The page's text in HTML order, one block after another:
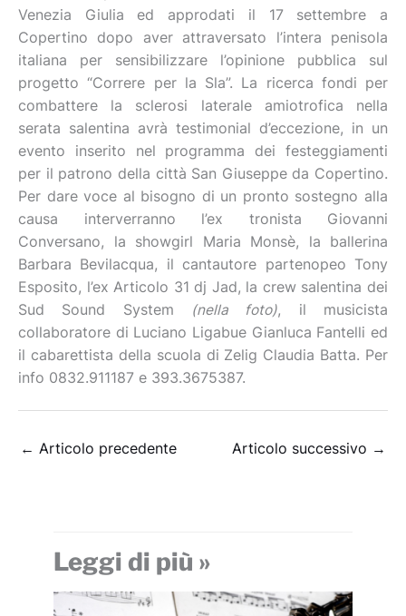
Venezia Giulia ed approdati il 17 settembre a
Copertino dopo aver attraversato l’intera penisola
italiana per sensibilizzare l’opinione pubblica sul
progetto “Correre per la Sla”. La ricerca fondi per
combattere la sclerosi laterale amiotrofica nella
serata salentina avrà testimonial d’eccezione, in un
evento inserito nel programma dei festeggiamenti
per il patrono della città San Giuseppe da Copertino.
Per dare voce al bisogno di un pronto sostegno alla
causa interverranno l’ex tronista Giovanni
Conversano, la showgirl Maria Monsè, la ballerina
Barbara Bevilacqua, il cantautore partenopeo Tony
Esposito, l’ex Articolo 31 dj Jad, la crew salentina dei
Sud Sound System
(nella foto), il musicista
collaboratore di Luciano Ligabue Gianluca Fantelli ed
il cabarettista della scuola di Zelig Claudia Batta. Per
info 0832.911187 e 393.3675387.
← Articolo precedente Articolo successivo →
Leggi di più »